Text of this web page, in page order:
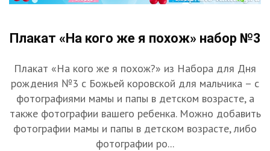
Плакат «На кого же я похож» набор №3
Плакат «На кого же я похож?» из Набора для Дня
рождения №3 с Божьей коровской для мальчика – с
фотографиями мамы и папы в детском возрасте, а
также фотографии вашего ребенка. Можно добавить
фотографии мамы и папы в детском возрасте, либо
фотографии ро...